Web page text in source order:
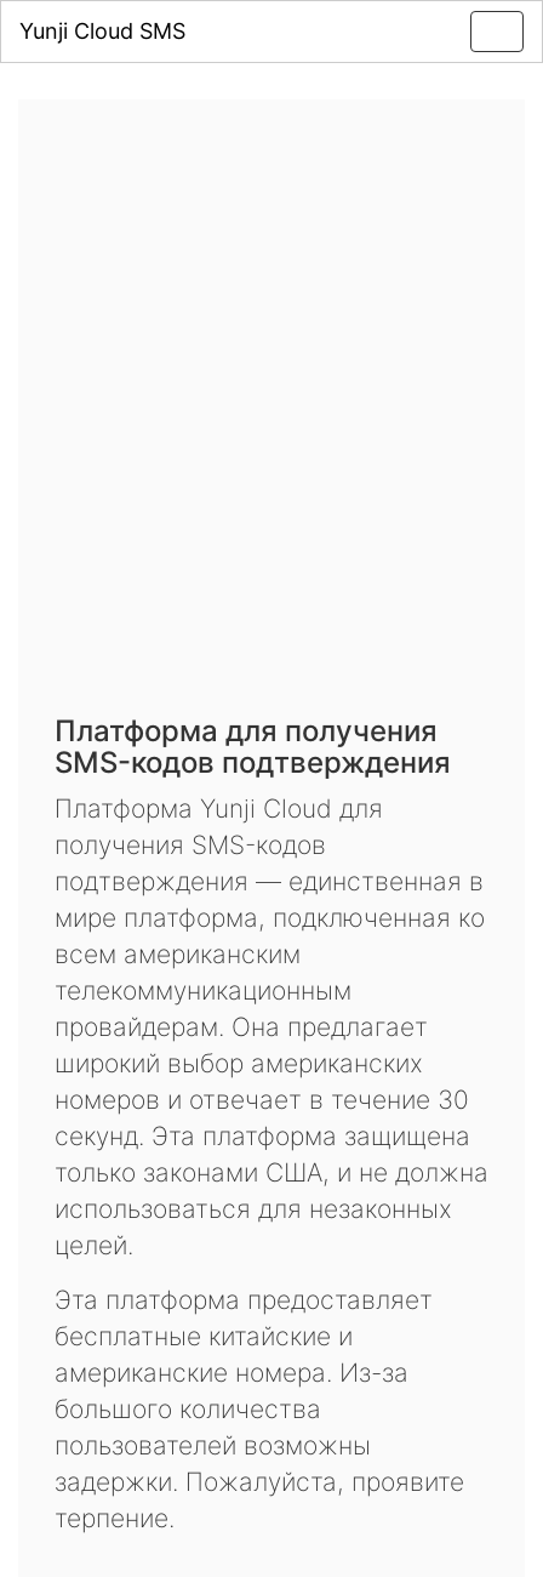
Yunji Cloud SMS
Платформа для получения
SMS-кодов подтверждения
Платформа Yunji Cloud для
получения SMS-кодов
подтверждения — единственная в
мире платформа, подключенная ко
всем американским
телекоммуникационным
провайдерам. Она предлагает
широкий выбор американских
номеров и отвечает в течение 30
секунд. Эта платформа защищена
только законами США, и не должна
использоваться для незаконных
целей.
Эта платформа предоставляет
бесплатные китайские и
американские номера. Из-за
большого количества
пользователей возможны
задержки. Пожалуйста, проявите
терпение.